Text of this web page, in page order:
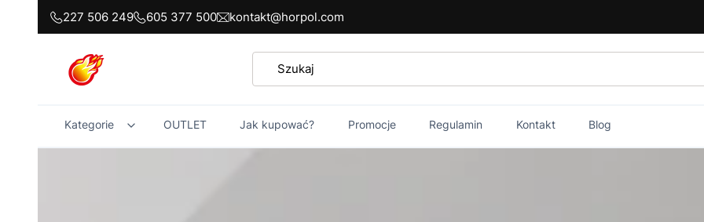
227 506 249 605 377 500 kontakt@horpol.com
Kategorie OUTLET Jak kupować? Promocje Regulamin Kontakt Blog